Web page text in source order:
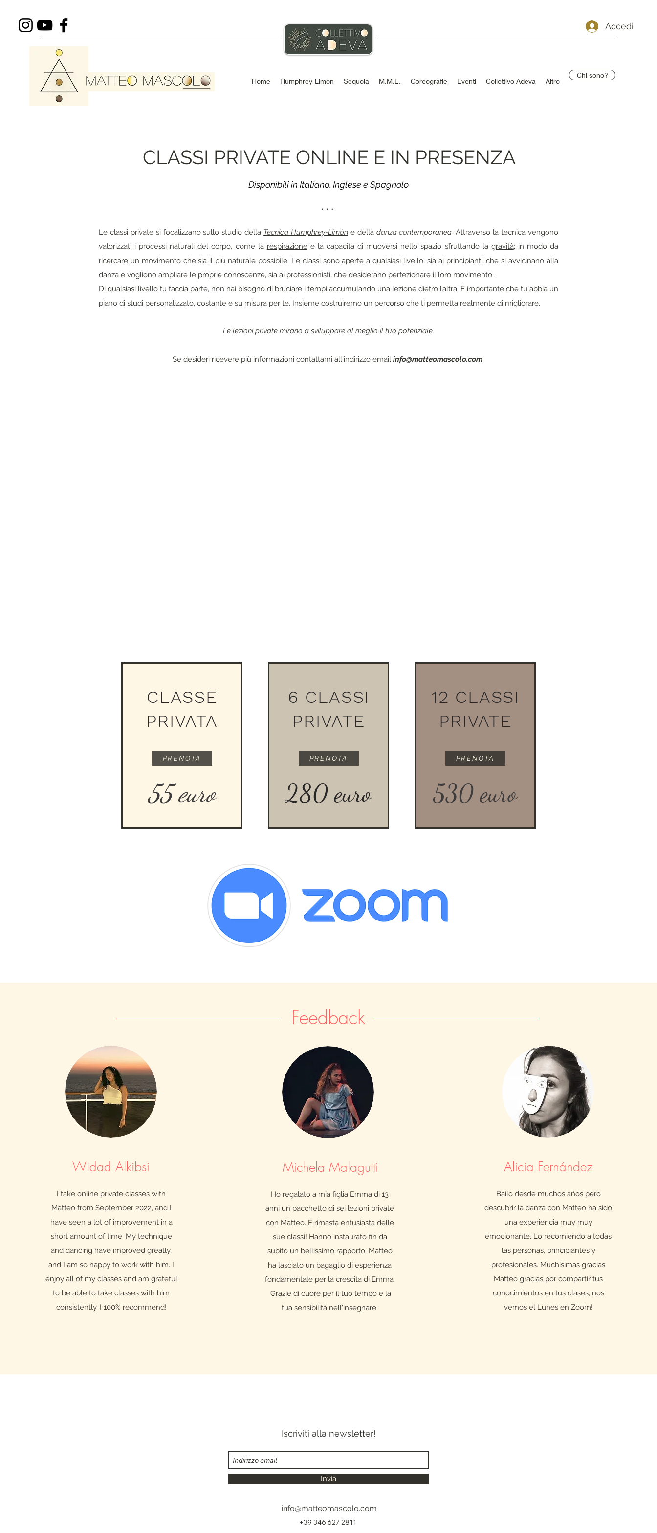
Accedi
Home Humphrey-Limón Sequoia M.M.E. Coreografie Eventi Collettivo Adeva Altro
Chi sono?
CLASSI PRIVATE ONLINE E IN PRESENZA
Disponibili in Italiano, Inglese e Spagnolo
• • • ​
Le classi private si focalizzano sullo studio della Tecnica Humphrey-Limón e della danza contemporanea. Attraverso la tecnica vengono
valorizzati i processi naturali del corpo, come la respirazionee la capacità di muoversi nello spazio sfruttando la gravità; in modo da
ricercare un movimento che sia il più naturale possibile. Le classi sono aperte a qualsiasi livello, sia ai principianti, che si avvicinano alla
danza e vogliono ampliare le proprie conoscenze, sia ai professionisti, che desiderano perfezionare il loro movimento.
Di qualsiasi livello tu faccia parte, non hai bisogno di bruciare i tempi accumulando una lezione dietro l’altra. È importante che tu abbia un
piano di studi personalizzato, costante e su misura per te. Insieme costruiremo un percorso che ti permetta realmente di migliorare.
Le lezioni private mirano a sviluppare al meglio il tuo potenziale.
Se desideri ricevere più informazioni contattami all'indirizzo email info@matteomascolo.com
CLASSE
PRIVATA
PRENOTA
55 euro
6 CLASSI
PRIVATE
PRENOTA
280 euro
12 CLASSI
PRIVATE
PRENOTA
530 euro
Widad Alkibsi
I take online private classes with
Matteo from September 2022, and I
have seen a lot of improvement in a
short amount of time. My technique
and dancing have improved greatly,
and I am so happy to work with him. I
enjoy all of my classes and am grateful
to be able to take classes with him
consistently. I 100% recommend!
Feedback
Michela Malagutti
Ho regalato a mia figlia Emma di 13
anni un pacchetto di sei lezioni private
con Matteo. È rimasta entusiasta delle
sue classi! Hanno instaurato fin da
subito un bellissimo rapporto. Matteo
ha lasciato un bagaglio di esperienza
fondamentale per la crescita di Emma.
Grazie di cuore per il tuo tempo e la
tua sensibilità nell'insegnare.
Alicia Fernández
Bailo desde muchos años pero
descubrir la danza con Matteo ha sido
una experiencia muy muy
emocionante. Lo recomiendo a todas
las personas, principiantes y
profesionales. Muchísimas gracias
Matteo gracias por compartir tus
conocimientos en tus clases, nos
vemos el Lunes en Zoom!
Iscriviti alla newsletter!
Invia
info@matteomascolo.com
+39 346 627 2811